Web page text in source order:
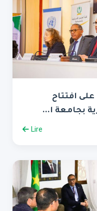
افتتاح
بجامعة ا...
Lire